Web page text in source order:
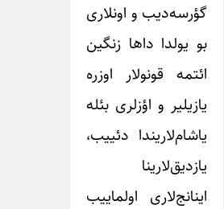
گؤرسه‌دیب و اونلاری
بو یولدا داها زنگین
ائتمه قونولار اوزره
یازیلیر و اؤزلری بئله
یاشام‌لاریندا دئییب،
یازدیق‌لارینا
اینانج‌لاری اولماییب